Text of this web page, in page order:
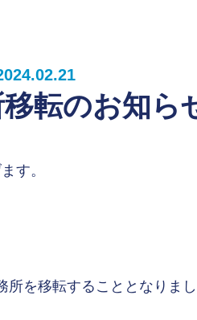
転のお知ら
す。
を移転することとなりまし